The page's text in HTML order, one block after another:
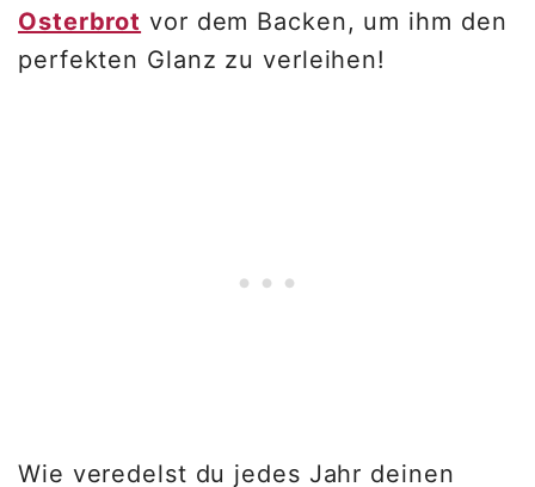
Osterbrot vor dem Backen, um ihm den
perfekten Glanz zu verleihen!
Wie veredelst du jedes Jahr deinen